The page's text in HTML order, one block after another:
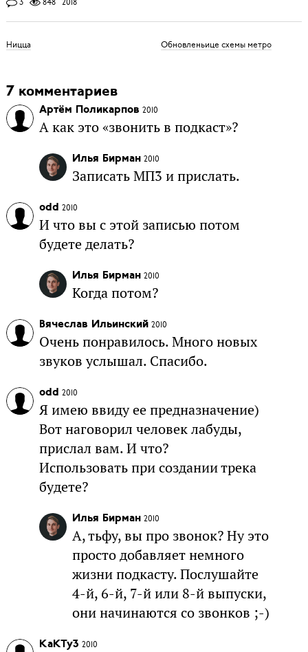
Ницца Обновленьице схемы метро
7 комментариев
Артём Поликарпов 2010
А как это «звонить в подкаст»?
Илья Бирман 2010
Записать МП3 и прислать.
odd 2010
И что вы с этой записью потом
будете делать?
Илья Бирман 2010
Когда потом?
Вячеслав Ильинский 2010
Очень понравилось. Много новых
звуков услышал. Спасибо.
odd 2010
Я имею ввиду ее предназначение)
Вот наговорил человек лабуды,
прислал вам. И что?
Использовать при создании трека
будете?
Илья Бирман 2010
А, тьфу, вы про звонок? Ну это
просто добавляет немного
жизни подкасту. Послушайте
4-й, 6-й, 7-й или 8-й выпуски,
они начинаются со звонков ;-)
KaKTy3 2010